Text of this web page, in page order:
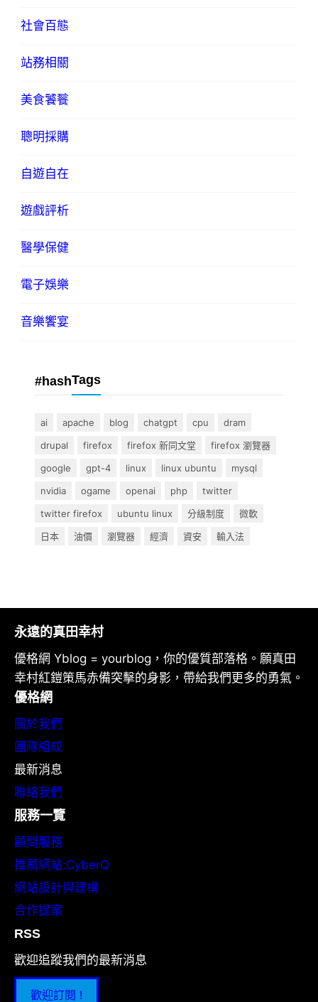
社會百態
站務相關
美食饕餮
聰明採購
自遊自在
遊戲評析
醫學保健
電子娛樂
音樂饗宴
#hashTags
ai apache blog chatgpt cpu
dram
drupal
firefox firefox 新同文堂
firefox 瀏覽器
google
gpt-4 linux linux ubuntu
mysql
nvidia
ogame openai php
twitter
twitter firefox
ubuntu linux 分級制度
微軟
日本
油價 瀏覽器 經濟 資安 輸入法
永遠的真田幸村
優格網 Yblog = yourblog，你的優質部落格。願真田
幸村紅鎧策馬赤備突擊的身影，帶給我們更多的勇氣。
優格網
關於我們
團隊組成
最新消息
聯絡我們
服務一覽
顧問服務
推薦網站:CyberQ
網站設計與建構
合作提案
RSS
歡迎追蹤我們的最新消息
歡迎訂閱 !